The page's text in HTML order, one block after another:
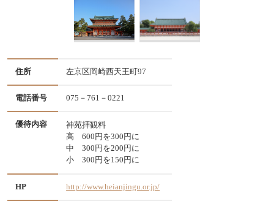
住所 左京区岡崎西天王町97
電話番号 075－761－0221
優待内容
神苑拝観料
高 600円を300円に
中 300円を200円に
小 300円を150円に
HP http://www.heianjingu.or.jp/